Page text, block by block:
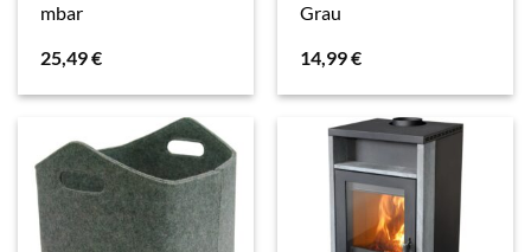
mbar
25,49€
Grau
14,99€